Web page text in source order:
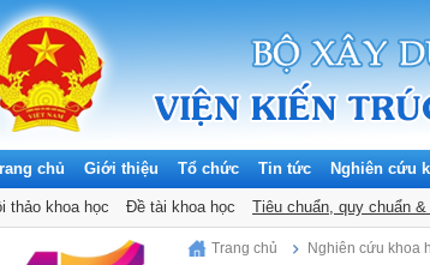
chủ Giới thiệu Tổ chức Tin tức Nghiên cứu
thảo khoa học Đề tài khoa học Tiêu chuẩn, quy chuẩn
06/08/2026
Trang chủ Nghiên cứu khoa